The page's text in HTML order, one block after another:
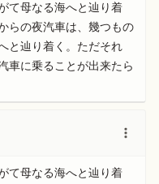
て母なる海へと辿り着
らの夜汽車は、幾つもの
と辿り着く。ただそれ
車に乗ることが出来たら
て母なる海へと辿り着